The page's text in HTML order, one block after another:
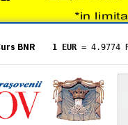
BNR 1 EUR = 4.9774
= 5.8304
1 XAU= 464.4611
1 AED= 1.1933
1 AUD= 2.7957
1 BGN= 2.5449